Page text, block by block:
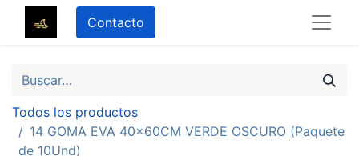
Contacto
Todos los productos
14 GOMA EVA 40x60CM VERDE OSCURO (Paquete
de 10Und)